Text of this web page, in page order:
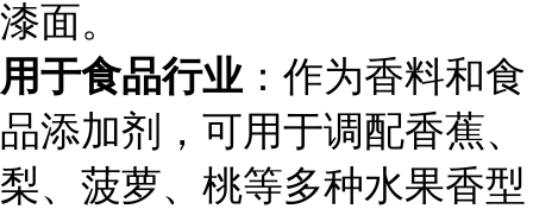
漆面。
用于食品行业 ：作为香料和食
品添加剂，可用于调配香蕉、
梨、菠萝、桃等多种水果香型